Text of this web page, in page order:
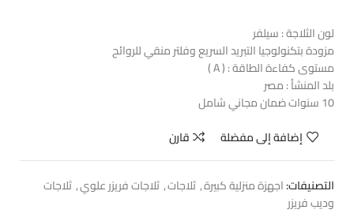
لون الثلاجة : سيلفر
مزودة بتكنولوجيا التبريد السريع وفلتر منقي للروائح
مستوى كفاءة الطاقة : ( A )
بلد المنشأ : مصر
10 سنوات ضمان مجاني شامل
إضافة إلى مفضلة
قارن
التصنيفات:اجهزة منزلية كبيرة,ثلاجات,ثلاجات فريزر علوي,ثلاجات
وديب فريزر